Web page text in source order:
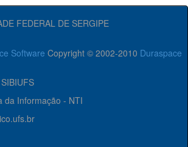
FEDERAL DE SERGIPE
Software Copyright © 2002-2010 Duraspace
da Informação - NTI